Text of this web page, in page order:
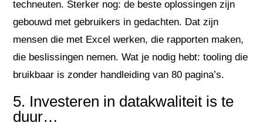
techneuten. Sterker nog: de beste oplossingen zijn
gebouwd met gebruikers in gedachten. Dat zijn
mensen die met Excel werken, die rapporten maken,
die beslissingen nemen. Wat je nodig hebt: tooling die
bruikbaar is zonder handleiding van 80 pagina’s.
5. Investeren in datakwaliteit is te
duur…